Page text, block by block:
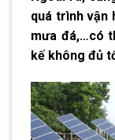
quá trình vận
mưa đá,…có
kế không đủ